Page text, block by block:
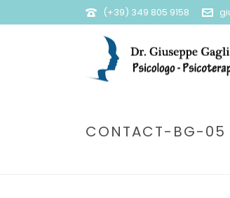
(+39) 349 805 9158
CONTACT-BG-05